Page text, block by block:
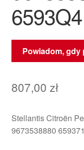
6593Q4
Powiadom,
807,00 zł
Stellantis Citroën
9673538880